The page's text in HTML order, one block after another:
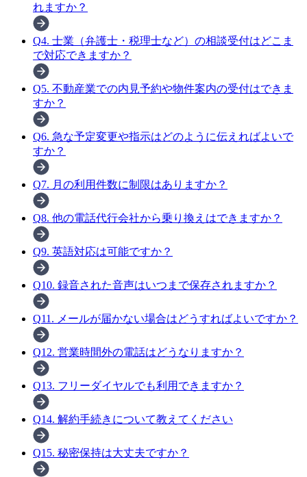
れますか？
Q4. 士業（弁護士・税理士など）の相談受付はどこま
で対応できますか？
Q5. 不動産業での内見予約や物件案内の受付はできま
すか？
Q6. 急な予定変更や指示はどのように伝えればよいで
すか？
Q7. 月の利用件数に制限はありますか？
Q8. 他の電話代行会社から乗り換えはできますか？
Q9. 英語対応は可能ですか？
Q10. 録音された音声はいつまで保存されますか？
Q11. メールが届かない場合はどうすればよいですか？
Q12. 営業時間外の電話はどうなりますか？
Q13. フリーダイヤルでも利用できますか？
Q14. 解約手続きについて教えてください
Q15. 秘密保持は大丈夫ですか？